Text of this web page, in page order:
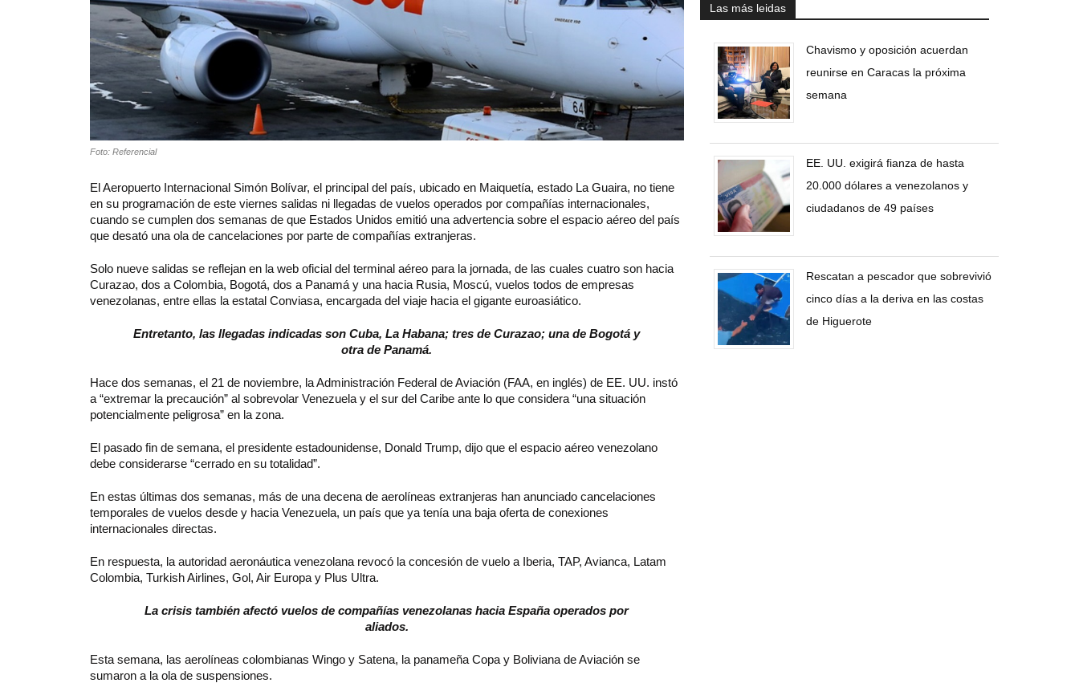
Foto: Referencial
El Aeropuerto Internacional Simón Bolívar, el principal del país, ubicado en Maiquetía, estado La Guaira, no tiene
en su programación de este viernes salidas ni llegadas de vuelos operados por compañías internacionales,
cuando se cumplen dos semanas de que Estados Unidos emitió una advertencia sobre el espacio aéreo del país
que desató una ola de cancelaciones por parte de compañías extranjeras.
Solo nueve salidas se reflejan en la web oficial del terminal aéreo para la jornada, de las cuales cuatro son hacia
Curazao, dos a Colombia, Bogotá, dos a Panamá y una hacia Rusia, Moscú, vuelos todos de empresas
venezolanas, entre ellas la estatal Conviasa, encargada del viaje hacia el gigante euroasiático.
Entretanto, las llegadas indicadas son Cuba, La Habana; tres de Curazao; una de Bogotá y
otra de Panamá.
Hace dos semanas, el 21 de noviembre, la Administración Federal de Aviación (FAA, en inglés) de EE. UU. instó
a “extremar la precaución” al sobrevolar Venezuela y el sur del Caribe ante lo que considera “una situación
potencialmente peligrosa” en la zona.
El pasado fin de semana, el presidente estadounidense, Donald Trump, dijo que el espacio aéreo venezolano
debe considerarse “cerrado en su totalidad”.
En estas últimas dos semanas, más de una decena de aerolíneas extranjeras han anunciado cancelaciones
temporales de vuelos desde y hacia Venezuela, un país que ya tenía una baja oferta de conexiones
internacionales directas.
En respuesta, la autoridad aeronáutica venezolana revocó la concesión de vuelo a Iberia, TAP, Avianca, Latam
Colombia, Turkish Airlines, Gol, Air Europa y Plus Ultra.
La crisis también afectó vuelos de compañías venezolanas hacia España operados por
aliados.
Esta semana, las aerolíneas colombianas Wingo y Satena, la panameña Copa y Boliviana de Aviación se
sumaron a la ola de suspensiones.
Las más leidas
Chavismo y oposición acuerdan
reunirse en Caracas la próxima
semana
EE. UU. exigirá fianza de hasta
20.000 dólares a venezolanos y
ciudadanos de 49 países
Rescatan a pescador que sobrevivió
cinco días a la deriva en las costas
de Higuerote